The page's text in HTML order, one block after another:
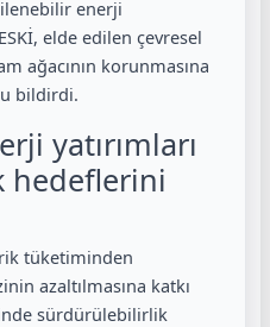
enerji
elde edilen çevresel
ağacının korunmasına
bildirdi.
yatırımları
hedeflerini
tüketiminden
azaltılmasına katkı
sürdürülebilirlik